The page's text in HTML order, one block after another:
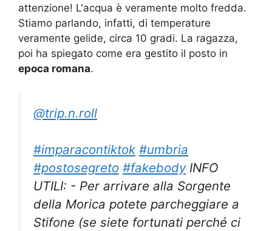
attenzione! L'acqua è veramente molto fredda.
Stiamo parlando, infatti, di temperature
veramente gelide, circa 10 gradi. La ragazza,
poi ha spiegato come era gestito il posto in
epoca romana.
@trip.n.roll
#imparacontiktok #umbria
#postosegreto #fakebodyINFO
UTILI: - Per arrivare alla Sorgente
della Morica potete parcheggiare a
Stifone (se siete fortunati perché ci